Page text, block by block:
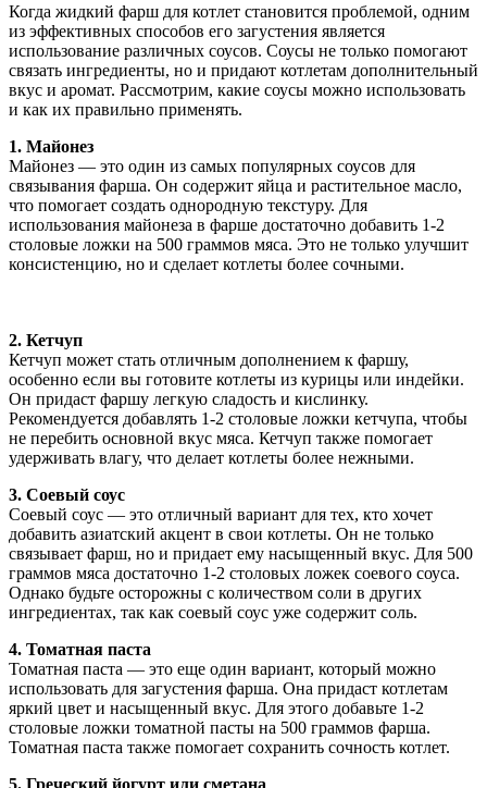
Когда жидкий фарш для котлет становится проблемой, одним
из эффективных способов его загустения является
использование различных соусов. Соусы не только помогают
связать ингредиенты, но и придают котлетам дополнительный
вкус и аромат. Рассмотрим, какие соусы можно использовать
и как их правильно применять.
1. Майонез
Майонез — это один из самых популярных соусов для
связывания фарша. Он содержит яйца и растительное масло,
что помогает создать однородную текстуру. Для
использования майонеза в фарше достаточно добавить 1-2
столовые ложки на 500 граммов мяса. Это не только улучшит
консистенцию, но и сделает котлеты более сочными.
2. Кетчуп
Кетчуп может стать отличным дополнением к фаршу,
особенно если вы готовите котлеты из курицы или индейки.
Он придаст фаршу легкую сладость и кислинку.
Рекомендуется добавлять 1-2 столовые ложки кетчупа, чтобы
не перебить основной вкус мяса. Кетчуп также помогает
удерживать влагу, что делает котлеты более нежными.
3. Соевый соус
Соевый соус — это отличный вариант для тех, кто хочет
добавить азиатский акцент в свои котлеты. Он не только
связывает фарш, но и придает ему насыщенный вкус. Для 500
граммов мяса достаточно 1-2 столовых ложек соевого соуса.
Однако будьте осторожны с количеством соли в других
ингредиентах, так как соевый соус уже содержит соль.
4. Томатная паста
Томатная паста — это еще один вариант, который можно
использовать для загустения фарша. Она придаст котлетам
яркий цвет и насыщенный вкус. Для этого добавьте 1-2
столовые ложки томатной пасты на 500 граммов фарша.
Томатная паста также помогает сохранить сочность котлет.
5. Греческий йогурт или сметана